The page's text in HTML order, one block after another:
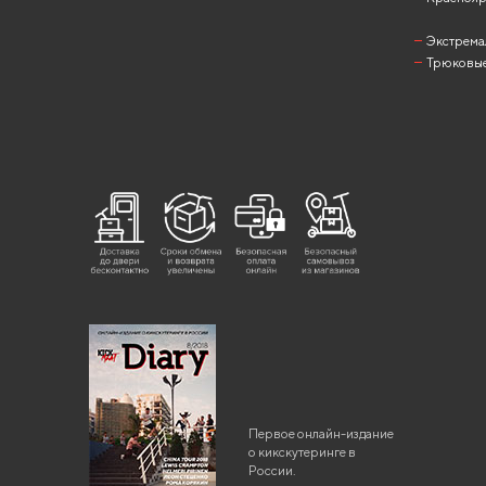
Первое онлайн-издание
о кикскутеринге в
России.